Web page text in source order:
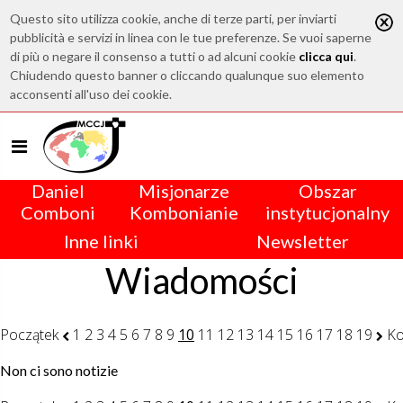
Questo sito utilizza cookie, anche di terze parti, per inviarti
pubblicità e servizi in linea con le tue preferenze. Se vuoi saperne
di più o negare il consenso a tutti o ad alcuni cookie clicca qui.
Chiudendo questo banner o cliccando qualunque suo elemento
acconsenti all'uso dei cookie.
Daniel
Comboni
Misjonarze
Kombonianie
Obszar
instytucjonalny
Inne linki
Newsletter
Wiadomości
Początek 1 2 3 4 5 6 7 8 9 10 11 12 13 14 15 16 17 18 19
Non ci sono notizie